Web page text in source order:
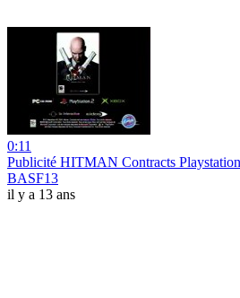
0:11
Publicité HITMAN Contracts
BASF13
il y a 13 ans